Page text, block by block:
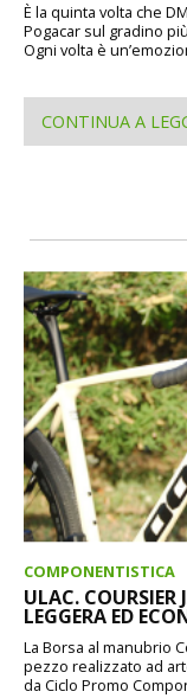
È la quinta volta che
Pogacar sul gradino
Ogni volta è
CONTINUA A
COMPONENTISTICA
ULAC. COURSIER
LEGGERA ED
La Borsa al manubrio
pezzo realizzato ad
da Ciclo Promo